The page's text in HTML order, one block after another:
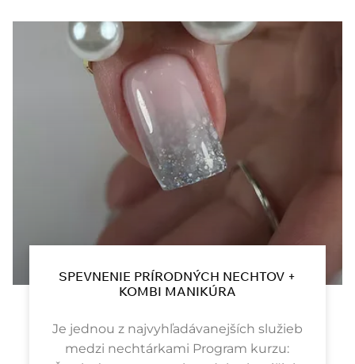
SPEVNENIE PRÍRODNÝCH NECHTOV +
KOMBI MANIKÚRA
Je jednou z najvyhľadávanejších služieb
medzi nechtárkami​ Program kurzu: